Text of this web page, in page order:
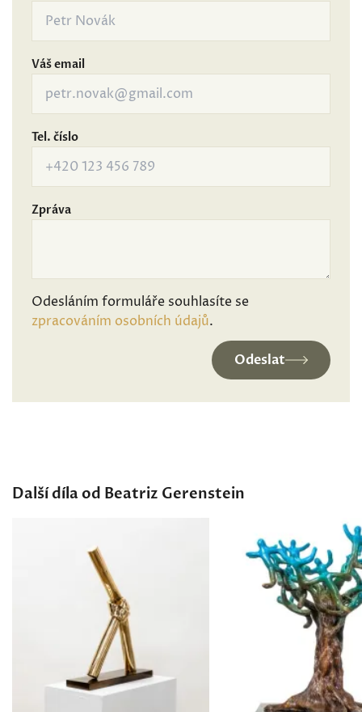
Váš email
Tel. číslo
Zpráva
Odesláním formuláře souhlasíte se
zpracováním osobních údajů.
Odeslat
Další díla od Beatriz Gerenstein